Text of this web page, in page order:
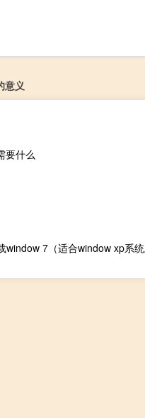
意义
要什么
7（适合window xp系统